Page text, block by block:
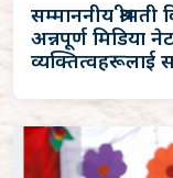
सम्माननीय श्रीमती
अन्नपूर्ण मिडिया
व्यक्तित्वहरूलाई